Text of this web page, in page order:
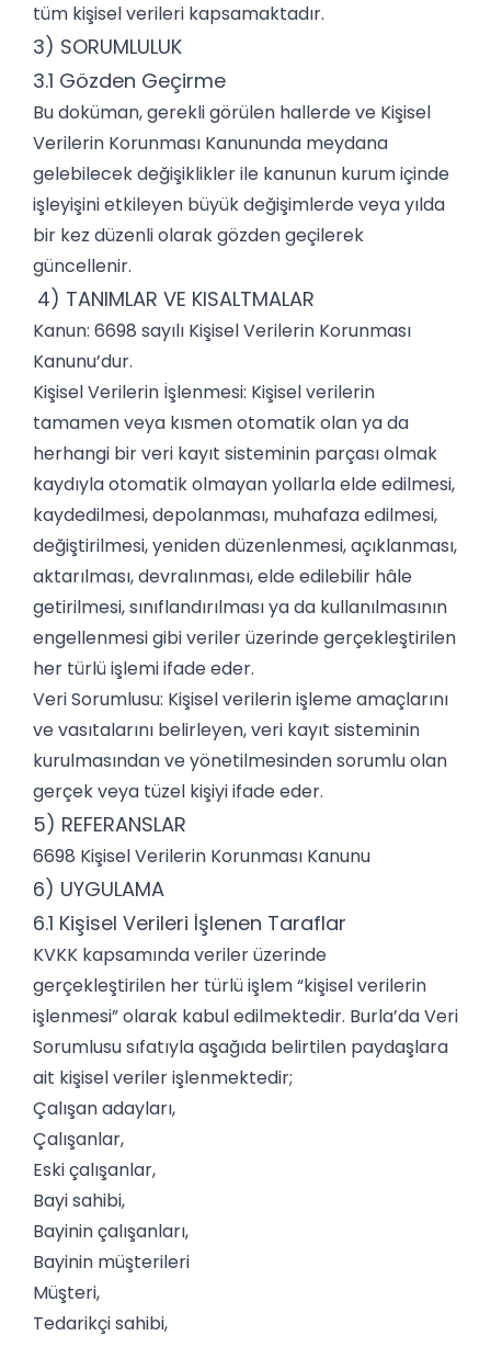
tüm kişisel verileri kapsamaktadır.
3) SORUMLULUK
3.1 Gözden Geçirme
Bu doküman, gerekli görülen hallerde ve Kişisel
Verilerin Korunması Kanununda meydana
gelebilecek değişiklikler ile kanunun kurum içinde
işleyişini etkileyen büyük değişimlerde veya yılda
bir kez düzenli olarak gözden geçilerek
güncellenir.
4) TANIMLAR VE KISALTMALAR
Kanun: 6698 sayılı Kişisel Verilerin Korunması
Kanunu’dur.
Kişisel Verilerin İşlenmesi: Kişisel verilerin
tamamen veya kısmen otomatik olan ya da
herhangi bir veri kayıt sisteminin parçası olmak
kaydıyla otomatik olmayan yollarla elde edilmesi,
kaydedilmesi, depolanması, muhafaza edilmesi,
değiştirilmesi, yeniden düzenlenmesi, açıklanması,
aktarılması, devralınması, elde edilebilir hâle
getirilmesi, sınıflandırılması ya da kullanılmasının
engellenmesi gibi veriler üzerinde gerçekleştirilen
her türlü işlemi ifade eder.
Veri Sorumlusu: Kişisel verilerin işleme amaçlarını
ve vasıtalarını belirleyen, veri kayıt sisteminin
kurulmasından ve yönetilmesinden sorumlu olan
gerçek veya tüzel kişiyi ifade eder.
5) REFERANSLAR
6698 Kişisel Verilerin Korunması Kanunu
6) UYGULAMA
6.1 Kişisel Verileri İşlenen Taraflar
KVKK kapsamında veriler üzerinde
gerçekleştirilen her türlü işlem “kişisel verilerin
işlenmesi” olarak kabul edilmektedir. Burla’da Veri
Sorumlusu sıfatıyla aşağıda belirtilen paydaşlara
ait kişisel veriler işlenmektedir;
Çalışan adayları,
Çalışanlar,
Eski çalışanlar,
Bayi sahibi,
Bayinin çalışanları,
Bayinin müşterileri
Müşteri,
Tedarikçi sahibi,